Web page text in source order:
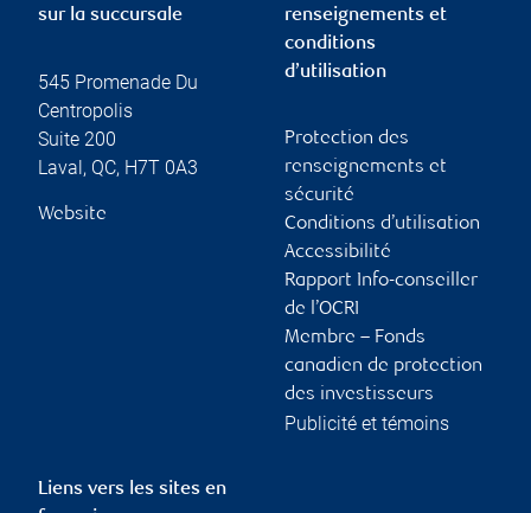
sur la succursale
545 Promenade Du
Centropolis
Suite 200
Laval, QC, H7T 0A3
Website
renseignements et
conditions
d’utilisation
Protection des
renseignements et
sécurité
Conditions d’utilisation
Accessibilité
Rapport Info-conseiller
de l’OCRI
Membre – Fonds
canadien de protection
des investisseurs
Publicité et témoins
Liens vers les sites en